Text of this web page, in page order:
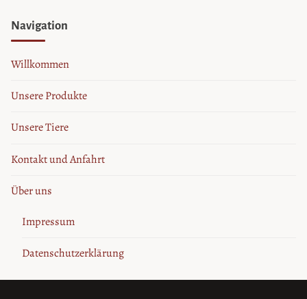
Navigation
Willkommen
Unsere Produkte
Unsere Tiere
Kontakt und Anfahrt
Über uns
Impressum
Datenschutzerklärung